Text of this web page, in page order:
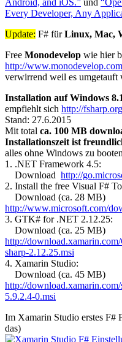
Every Developer, Any
Update: F# fürLinux, Mac,
Free Monodevelop wie hier
http://
verwirrend weil es umgetauft
Installation auf Windows 8.1
empfiehlt sich http://
Stand: 27.6.2015
Mit total ca. 100 MB
Installationszeit ist
alles ohne Windows zu
1. .NET Framework 4.5:
Download http://
2. Install the free Visual F#
Download (ca. 28 MB)
http://www.microsoft.com/
3. GTK# for .NET 2.12.25:
Download (ca. 25 MB)
http://
sharp-2.12.25.msi
4. Xamarin Studio:
Download (ca. 45 MB)
http://
5.9.2.4-0.msi
Im Xamarin Studio erstes F#
das)